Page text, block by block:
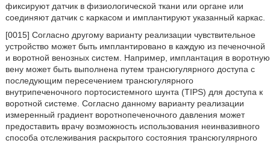
фиксируют датчик в физиологической ткани или органе или
соединяют датчик с каркасом и имплантируют указанный каркас.
[0015] Согласно другому варианту реализации чувствительное
устройство может быть имплантировано в каждую из печеночной
и воротной венозных систем. Например, имплантация в воротную
вену может быть выполнена путем трансюгулярного доступа с
последующим пересечением трансюгулярного
внутрипеченочного портосистемного шунта (TIPS) для доступа к
воротной системе. Согласно данному варианту реализации
измеренный градиент воротнопеченочного давления может
предоставить врачу возможность использования неинвазивного
способа отслеживания раскрытого состояния трансюгулярного